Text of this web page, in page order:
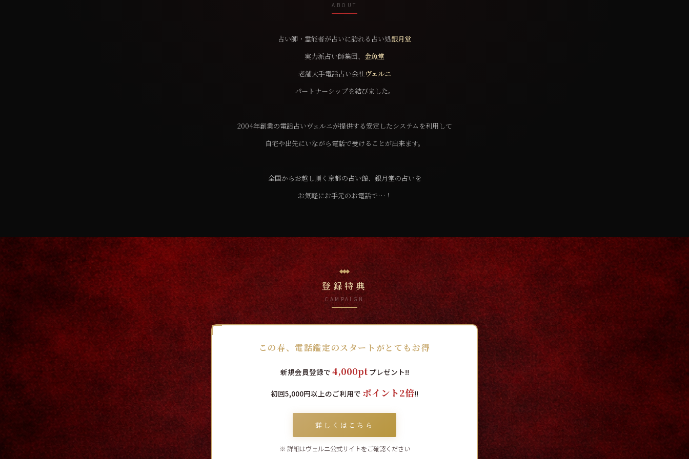
ABOUT
占い師・霊能者が占いに訪れる占い処銀月堂
実力派占い師集団、 金魚堂
老舗大手電話占い会社ヴェルニ
パートナーシップを結びました。
2004年創業の電話占いヴェルニが提供する安定したシステムを利用して
自宅や出先にいながら電話で受けることが出来ます。
全国からお越し頂く京都の占い館、銀月堂の占いを
お気軽にお手元のお電話で…！
登録特典
CAMPAIGN
この春、電話鑑定のスタートがとてもお得
新規会員登録で 4,000ptプレゼント!!
初回5,000円以上のご利用で ポイント2倍!!
詳しくはこちら
※ 詳細はヴェルニ公式サイトをご確認ください